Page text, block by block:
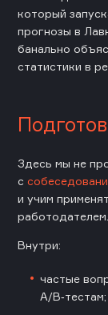
который
прогнозы в
банально
статистики в
Здесь мы не
с
и учим
работодателем.
Внутри:
частые
A/B‑тестам;